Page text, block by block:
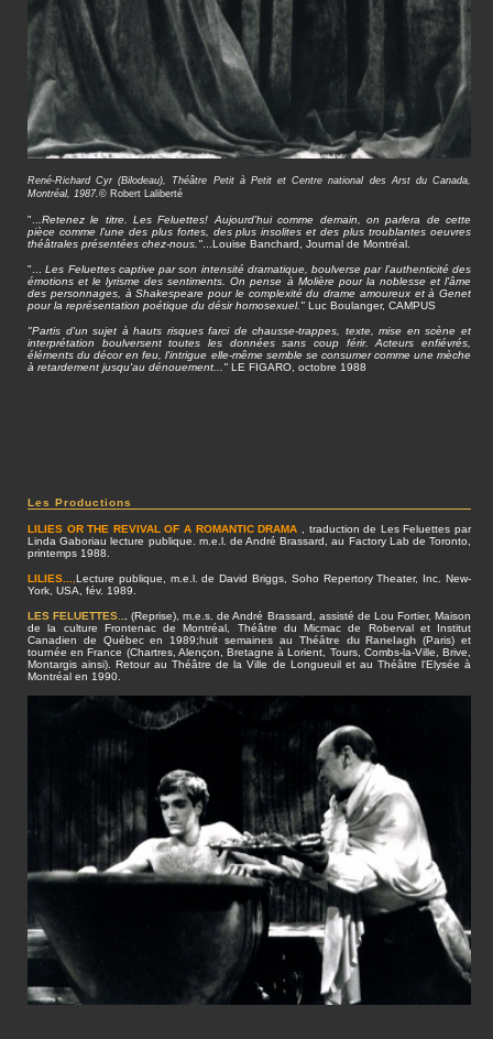
René-Richard Cyr (Bilodeau), Théâtre Petit à Petit et Centre national des Arst du Canada,
Montréal, 1987.© Robert Laliberté
"...Retenez le titre. Les Feluettes! Aujourd'hui comme demain, on parlera de cette
pièce comme l'une des plus fortes, des plus insolites et des plus troublantes oeuvres
théâtrales présentées chez-nous."...Louise Banchard, Journal de Montréal.
"...Les Feluettes captive par son intensité dramatique, boulverse par l'authenticité des
émotions et le lyrisme des sentiments. On pense à Molière pour la noblesse et l'âme
des personnages, à Shakespeare pour le complexité du drame amoureux et à Genet
pour la représentation poétique du désir homosexuel." Luc Boulanger, CAMPUS
"Partis d'un sujet à hauts risques farci de chausse-trappes, texte, mise en scène et
interprétation boulversent toutes les données sans coup férir. Acteurs enfiévrés,
éléments du décor en feu, l'intrigue elle-même semble se consumer comme une mèche
à retardement jusqu'au dénouement..." LE FIGARO, octobre 1988
Les Productions
LILIES OR THE REVIVAL OF A ROMANTIC DRAMA , traduction de Les Feluettes par
Linda Gaboriau lecture publique. m.e.l. de André Brassard, au Factory Lab de Toronto,
printemps 1988.
LILIES...,Lecture publique, m.e.l. de David Briggs, Soho Repertory Theater, Inc. New-
York, USA, fév. 1989.
LES FELUETTES... (Reprise), m.e.s. de André Brassard, assisté de Lou Fortier, Maison
de la culture Frontenac de Montréal, Théâtre du Micmac de Roberval et Institut
Canadien de Québec en 1989;huit semaines au Théâtre du Ranelagh (Paris) et
tournée en France (Chartres, Alençon, Bretagne à Lorient, Tours, Combs-la-Ville, Brive,
Montargis ainsi). Retour au Théâtre de la Ville de Longueuil et au Théâtre l'Elysée à
Montréal en 1990.